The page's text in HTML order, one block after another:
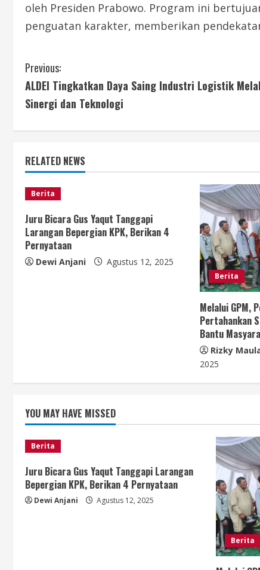
oleh Presiden Prabowo. Program ini
penguatan karakter, memberikan
C
o
i
n
u
e
R
g
Previous:
ALDEI Tingkatkan Daya Saing Industri Logistik
Sinergi dan Teknologi
RELATED NEWS
Berita
Juru Bicara Gus Yaqut Tanggapi
Larangan Bepergian KPK, Berikan 4
Pernyataan
Dewi Anjani Agustus 12, 2025
Berita
Melalui GPM,
Pertahankan
Bantu
Rizky
2025
YOU MAY HAVE MISSED
Berita
Juru Bicara Gus Yaqut Tanggapi Larangan
Bepergian KPK, Berikan 4 Pernyataan
Dewi Anjani Agustus 12, 2025
Berita